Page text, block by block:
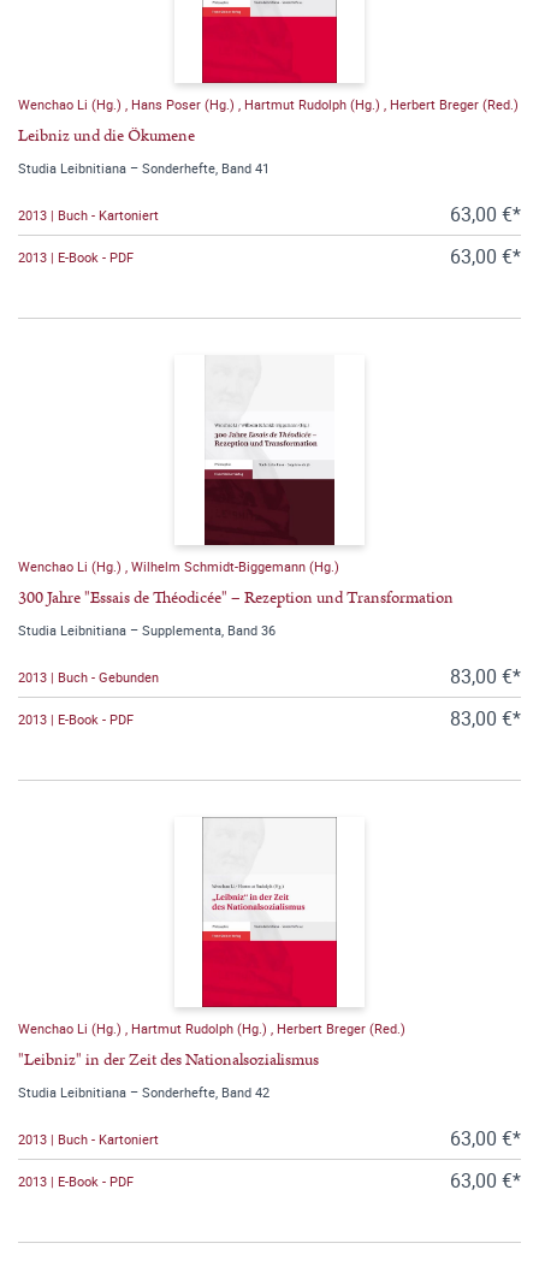
Wenchao Li (Hg.) , Hans Poser (Hg.) , Hartmut Rudolph (Hg.) , Herbert Breger (Red.)
Leibniz und die Ökumene
Studia Leibnitiana – Sonderhefte, Band 41
2013 | Buch - Kartoniert 63,00 €*
2013 | E-Book - PDF 63,00 €*
Wenchao Li (Hg.) , Wilhelm Schmidt-Biggemann (Hg.)
300 Jahre "Essais de Théodicée" – Rezeption und Transformation
Studia Leibnitiana – Supplementa, Band 36
2013 | Buch - Gebunden 83,00 €*
2013 | E-Book - PDF 83,00 €*
Wenchao Li (Hg.) , Hartmut Rudolph (Hg.) , Herbert Breger (Red.)
"Leibniz" in der Zeit des Nationalsozialismus
Studia Leibnitiana – Sonderhefte, Band 42
2013 | Buch - Kartoniert 63,00 €*
2013 | E-Book - PDF 63,00 €*